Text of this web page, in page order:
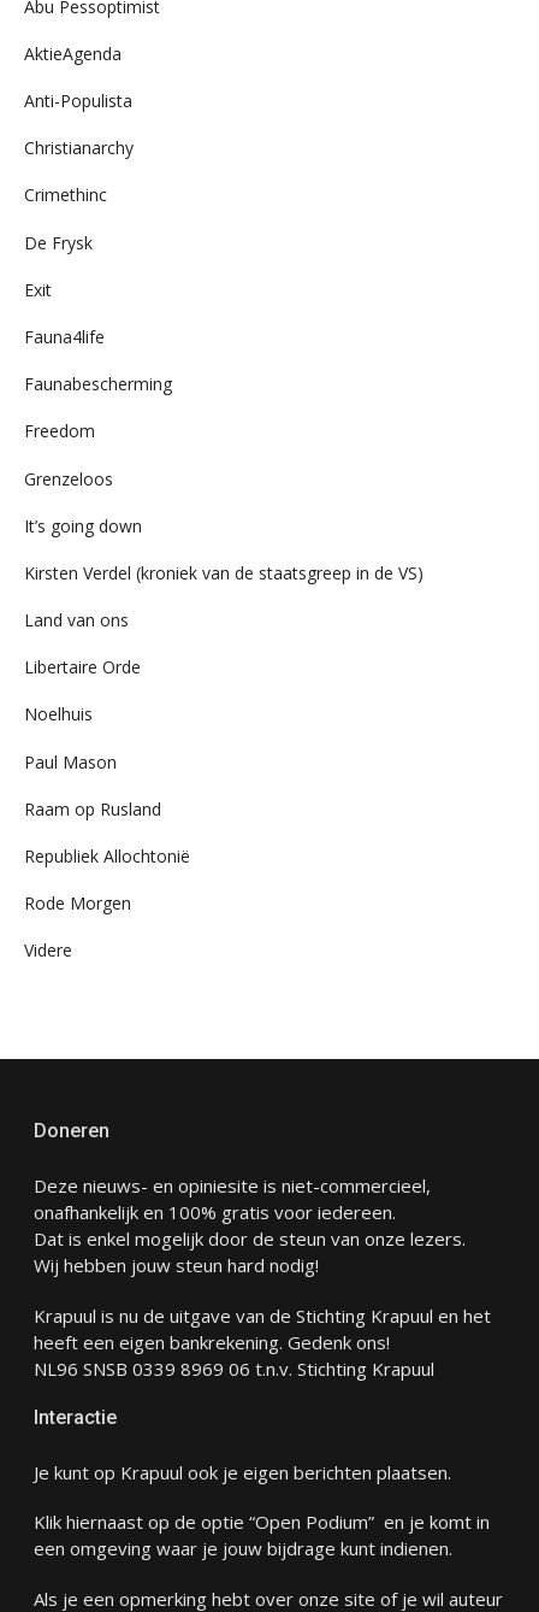
Abu Pessoptimist
AktieAgenda
Anti-Populista
Christianarchy
Crimethinc
De Frysk
Exit
Fauna4life
Faunabescherming
Freedom
Grenzeloos
It’s going down
Kirsten Verdel (kroniek van de staatsgreep in de VS)
Land van ons
Libertaire Orde
Noelhuis
Paul Mason
Raam op Rusland
Republiek Allochtonië
Rode Morgen
Videre
Doneren
Deze nieuws- en opiniesite is niet-commercieel,
onafhankelijk en 100% gratis voor iedereen.
Dat is enkel mogelijk door de steun van onze lezers.
Wij hebben jouw steun hard nodig!
Krapuul is nu de uitgave van de Stichting Krapuul en het
heeft een eigen bankrekening. Gedenk ons!
NL96 SNSB 0339 8969 06 t.n.v. Stichting Krapuul
Interactie
Je kunt op Krapuul ook je eigen berichten plaatsen.
Klik hiernaast op de optie “Open Podium” en je komt in
een omgeving waar je jouw bijdrage kunt indienen.
Als je een opmerking hebt over onze site of je wil auteur